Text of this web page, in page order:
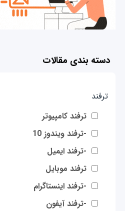
دسته بندی مقالات
ترفند
ترفند کامپیوتر
-ترفند ویندوز 10
-ترفند ایمیل
ترفند موبایل
-ترفند اینستاگرام
-ترفند آیفون